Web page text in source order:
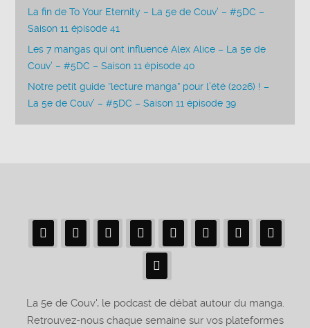
La fin de To Your Eternity – La 5e de Couv’ – #5DC –
Saison 11 épisode 41
Les 7 mangas qui ont influencé Alex Alice – La 5e de
Couv’ – #5DC – Saison 11 épisode 40
Notre petit guide “lecture manga” pour l’été (2026) ! –
La 5e de Couv’ – #5DC – Saison 11 épisode 39
La 5e de Couv', le podcast de débat autour du manga.
Retrouvez-nous chaque semaine sur vos plateformes